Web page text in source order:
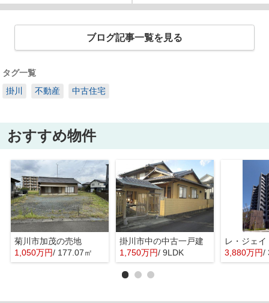
ブログ記事一覧を見る
タグ一覧
掛川
不動産 中古住宅
おすすめ物件
菊川市加茂の売地
1,050万円/ 177.07㎡
掛川市中の中古一戸建
1,750万円/ 9LDK
レ・ジェ
3,880万円/